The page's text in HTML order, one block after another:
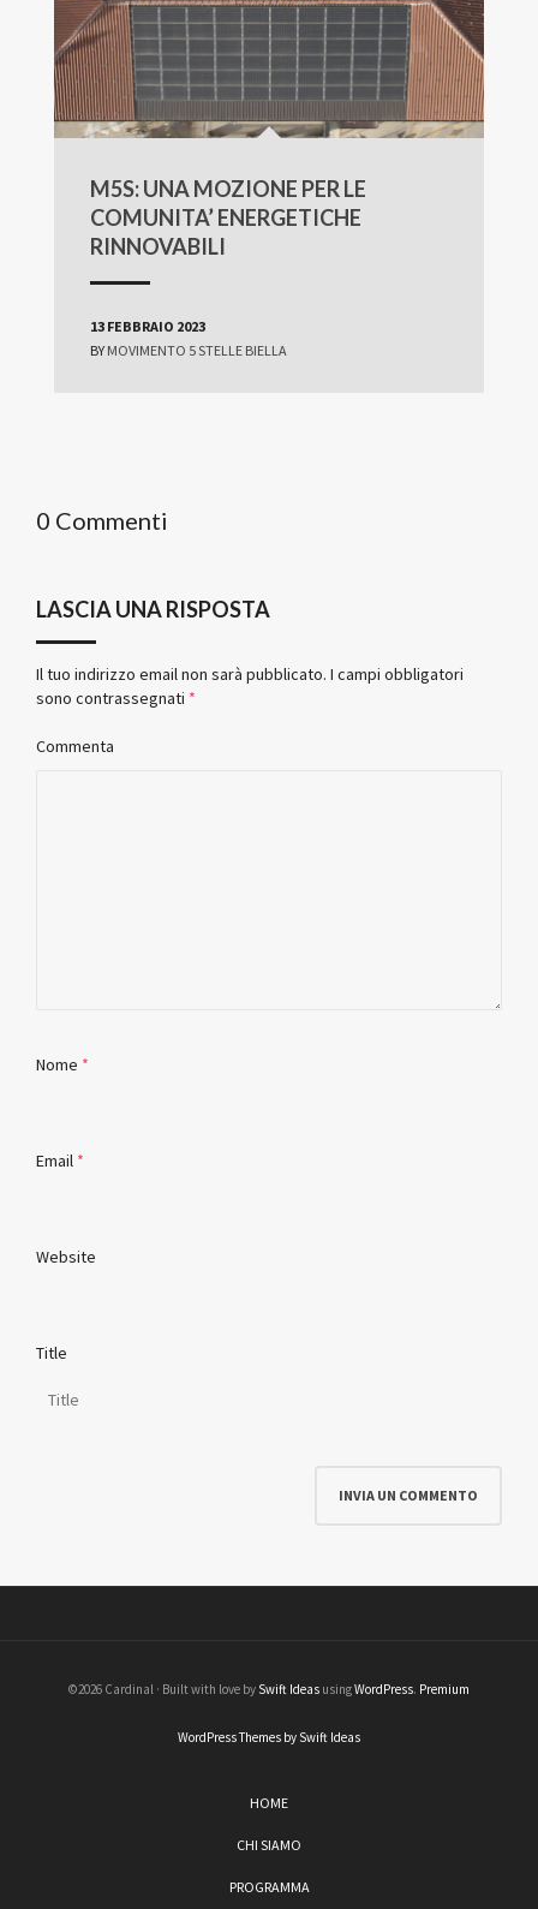
M5S: UNA MOZIONE PER LE
COMUNITA’ ENERGETICHE
RINNOVABILI
13 FEBBRAIO 2023
BY MOVIMENTO 5 STELLE BIELLA
0 Commenti
LASCIA UNA RISPOSTA
Il tuo indirizzo email non sarà pubblicato. I campi obbligatori
sono contrassegnati *
Commenta
Nome *
Email *
Website
Title
©2026 Cardinal · Built with love by Swift Ideas usingWordPress. Premium
WordPress Themes by Swift Ideas
HOME
CHI SIAMO
PROGRAMMA